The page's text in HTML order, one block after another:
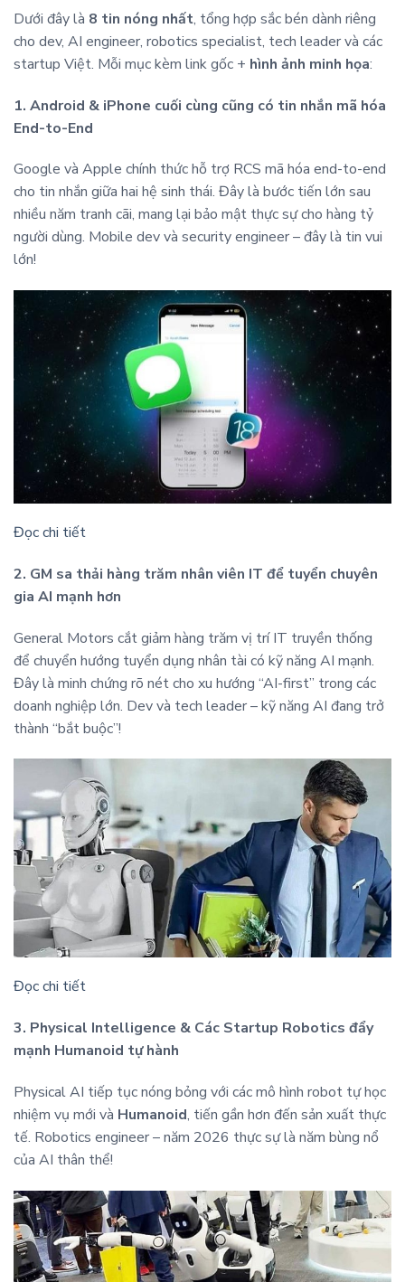
Dưới đây là 8 tin nóng nhất, tổng hợp sắc bén dành riêng
cho dev, AI engineer, robotics specialist, tech leader và các
startup Việt. Mỗi mục kèm link gốc + hình ảnh minh họa:
1. Android & iPhone cuối cùng cũng có tin nhắn mã hóa
End-to-End
Google và Apple chính thức hỗ trợ RCS mã hóa end-to-end
cho tin nhắn giữa hai hệ sinh thái. Đây là bước tiến lớn sau
nhiều năm tranh cãi, mang lại bảo mật thực sự cho hàng tỷ
người dùng. Mobile dev và security engineer – đây là tin vui
lớn!
Đọc chi tiết
2. GM sa thải hàng trăm nhân viên IT để tuyển chuyên
gia AI mạnh hơn
General Motors cắt giảm hàng trăm vị trí IT truyền thống
để chuyển hướng tuyển dụng nhân tài có kỹ năng AI mạnh.
Đây là minh chứng rõ nét cho xu hướng “AI-first” trong các
doanh nghiệp lớn. Dev và tech leader – kỹ năng AI đang trở
thành “bắt buộc”!
Đọc chi tiết
3. Physical Intelligence & Các Startup Robotics đẩy
mạnh Humanoid tự hành
Physical AI tiếp tục nóng bỏng với các mô hình robot tự học
nhiệm vụ mới và Humanoid, tiến gần hơn đến sản xuất thực
tế. Robotics engineer – năm 2026 thực sự là năm bùng nổ
của AI thân thể!